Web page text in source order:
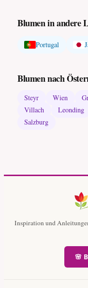
Blumen in andere
Portugal
Blumen nach
Steyr Wien
Villach
Leonding
Salzburg
Inspiration und
🌸